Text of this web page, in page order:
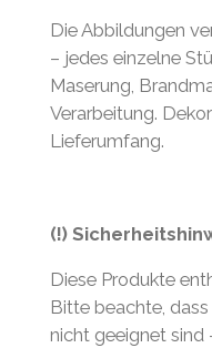
Die Abbildungen
– jedes einzelne
Maserung,
Verarbeitung.
Lieferumfang.
(!)
Diese Produkte
Bitte beachte, dass
nicht geeignet sind